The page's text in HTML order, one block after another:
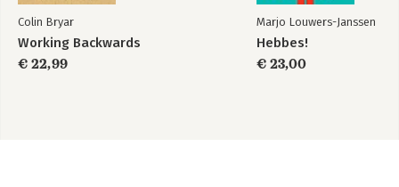
Colin Bryar
Working Backwards
€ 22,99
Marjo Louwers-Janssen
Hebbes!
€ 23,00